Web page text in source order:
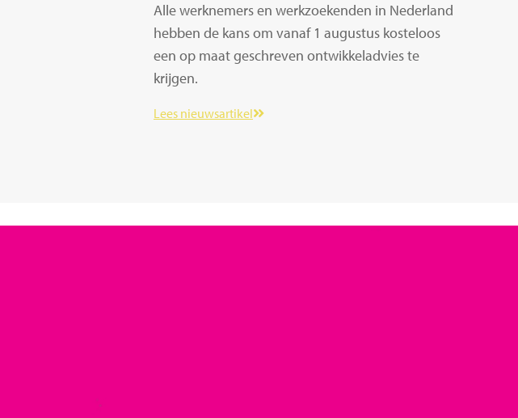
Alle werknemers en werkzoekenden in Nederland
hebben de kans om vanaf 1 augustus kosteloos
een op maat geschreven ontwikkeladvies te
krijgen.
Lees nieuwsartikel